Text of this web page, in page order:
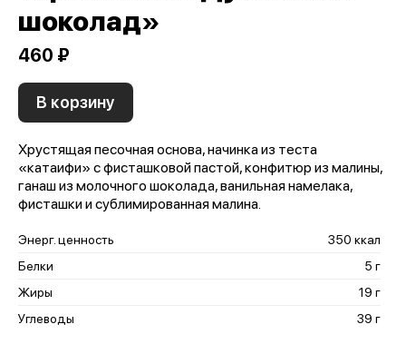
шоколад»
460 ₽
В корзину
Хрустящая песочная основа, начинка из теста
«катаифи» с фисташковой пастой, конфитюр из малины,
ганаш из молочного шоколада, ванильная намелака,
фисташки и сублимированная малина.
Энерг. ценность
350 ккал
Белки
5 г
Жиры
19 г
Углеводы
39 г